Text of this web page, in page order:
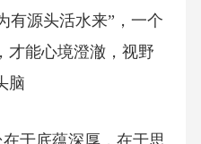
有源头活水来”，一个
才能心境澄澈，视野
脑
于底蕴深厚，在于思